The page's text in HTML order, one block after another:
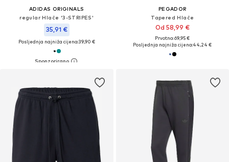
ADIDAS ORIGINALS
regular Hlače '3-STRIPES'
35,91 €
Posljednja najniža cijena:39,90 €
PEGADOR
Tapered Hlače
Od 58,99 €
Prvotno: 69,95 €
Posljednja najniža cijena:44,24 €